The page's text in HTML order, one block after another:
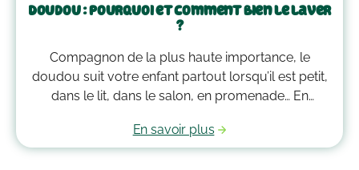
Doudou : pourquoi et comment bien le laver
?
Compagnon de la plus haute importance, le
doudou suit votre enfant partout lorsqu’il est petit,
dans le lit, dans le salon, en promenade… En
essentielle dans son cœur. Alors après avoir
accumulé une quantité de poussière, d’acariens et
En savoir plus